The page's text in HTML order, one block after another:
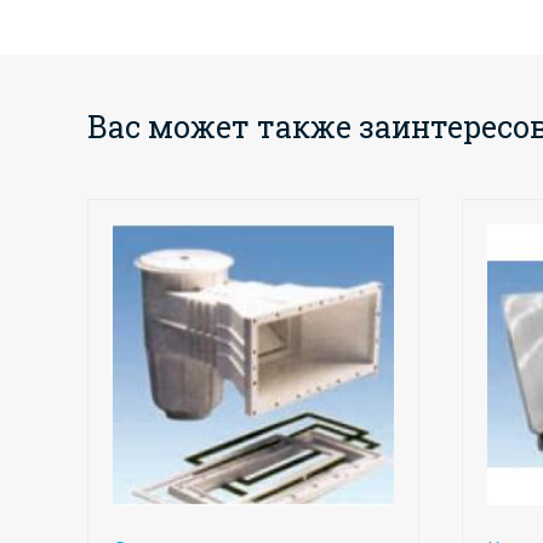
Вас может также